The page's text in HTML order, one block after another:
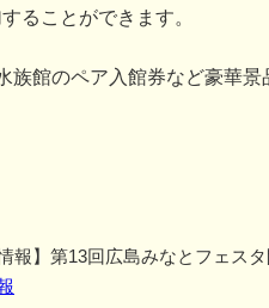
ることができます。
族館のペア入館券など豪華景
報】第13回広島みなとフェス